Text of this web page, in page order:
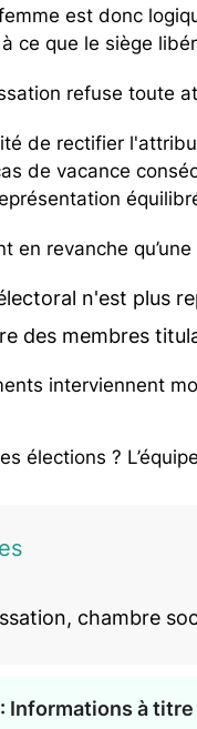
est donc
ce que le siège
refuse toute
de rectifier
de vacance
en revanche
n'est plus
des membres
interviennent
élections ?
chambre
Informations à